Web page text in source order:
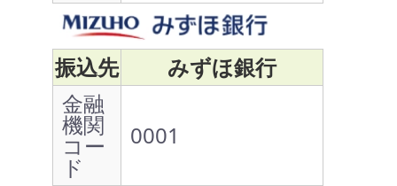
振込先
みずほ銀行
金融
機関
コー
ド
0001